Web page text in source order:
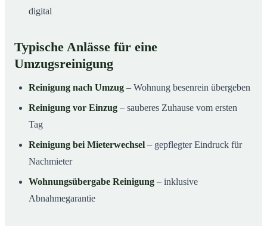
digital
Typische Anlässe für eine
Umzugsreinigung
Reinigung nach Umzug – Wohnung besenrein übergeben
Reinigung vor Einzug – sauberes Zuhause vom ersten
Tag
Reinigung bei Mieterwechsel – gepflegter Eindruck für
Nachmieter
Wohnungsübergabe Reinigung – inklusive
Abnahmegarantie